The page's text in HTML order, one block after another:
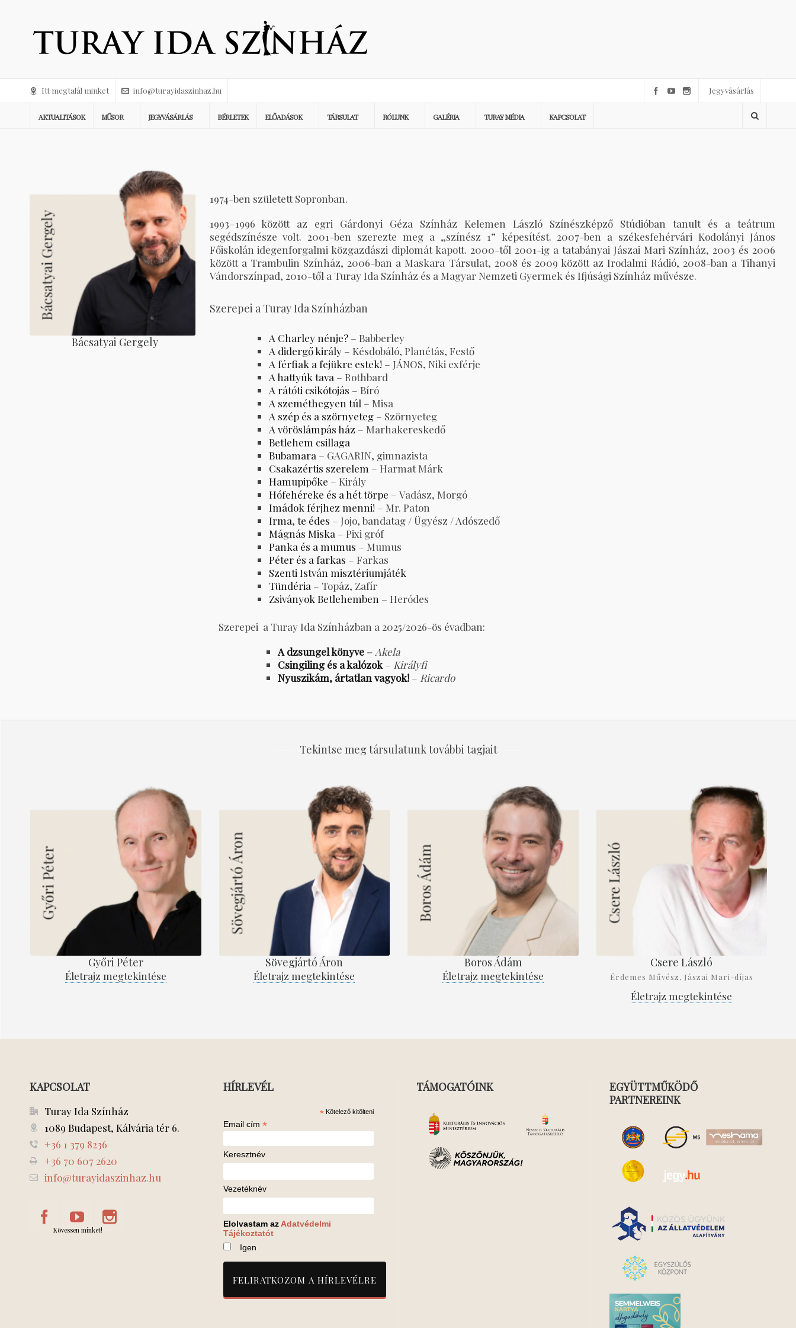
Itt megtalál minket info@turayidaszinhaz.hu Jegyvásárlás
AKTUALITÁSOK MŰSOR JEGYVÁSÁRLÁS BÉRLETEK ELŐADÁSOK TÁRSULAT RÓLUNK GALÉRIA TURAY MÉDIA KAPCSOLAT
1974-ben született Sopronban.
1993–1996 között az egri Gárdonyi Géza Színház Kelemen László Színészképző Stúdióban tanult és a teátrum
segédszínésze volt. 2001-ben szerezte meg a „színész 1” képesítést. 2007-ben a székesfehérvári Kodolányi János
Főiskolán idegenforgalmi közgazdászi diplomát kapott. 2000-től 2001-ig a tatabányai Jászai Mari Színház, 2003 és 2006
között a Trambulin Színház, 2006-ban a Maskara Társulat, 2008 és 2009 között az Irodalmi Rádió, 2008-ban a Tihanyi
Vándorszínpad, 2010-től a Turay Ida Színház és a Magyar Nemzeti Gyermek és Ifjúsági Színház művésze.
Szerepei a Turay Ida Színházban
A Charley nénje?– Babberley
A didergő király– Késdobáló, Planétás, Festő
A férfiak a fejükre estek! – JÁNOS, Niki exférje
A hattyúk tava – Rothbard
A rátóti csikótojás – Bíró
A szeméthegyen túl – Misa
A szép és a szörnyeteg– Szörnyeteg
A vöröslámpás ház – Marhakereskedő
Betlehem csillaga
Bubamara – GAGARIN, gimnazista
Csakazértis szerelem – Harmat Márk
Hamupipőke – Király
Hófehéreke és a hét törpe – Vadász, Morgó
Imádok férjhez menni! – Mr. Paton
Irma, te édes – Jojo, bandatag / Ügyész / Adószedő
Mágnás Miska – Pixi gróf
Panka és a mumus – Mumus
Péter és a farkas – Farkas
Szenti István misztériumjáték
Tündéria – Topáz, Zafír
Zsiványok Betlehemben – Heródes
Szerepei a Turay Ida Színházban a 2025/2026-ös évadban:
A dzsungel könyve– Akela
Csingiling és a kalózok– Királyfi
Nyuszikám, ártatlan vagyok!– Ricardo
Bácsatyai Gergely
Tekintse meg társulatunk további tagjait
Győri Péter
Életrajz megtekintése
Sövegjártó Áron
Életrajz megtekintése
Boros Ádám
Életrajz megtekintése
Csere László
Érdemes Művész, Jászai Mari-díjas
Életrajz megtekintése
KAPCSOLAT
Turay Ida Színház
1089 Budapest, Kálvária tér 6.
+36 1 379 8236
+36 70 607 2620
info@turayidaszinhaz.hu
Kövessen minket!
HÍRLEVÉL
* Kötelező kitölteni
Email cím *
Keresztnév
Vezetéknév
Elolvastam azAdatvédelmi
Tájékoztatót
Igen
TÁMOGATÓINK
EGYÜTTMŰKÖDŐ
PARTNEREINK